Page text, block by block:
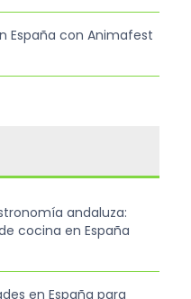
España con Animafest
andaluza:
cocina en España
en España para